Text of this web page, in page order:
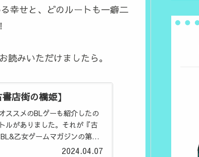
幸せと、どのルートも一癖二
みいただけましたら。
店街の橋姫】
ススメのBLゲーも紹介したの
ルがありました。それが『古
乙女ゲームマガジンの第3回
2024.04.07